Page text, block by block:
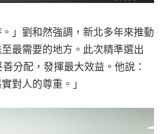
」劉和然強調，新北多年來推動
最需要的地方。此次精準選出
分配，發揮最大效益。他說：
對人的尊重。」